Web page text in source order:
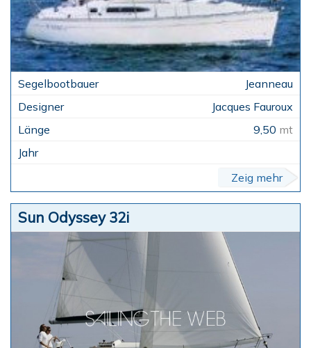
Jeanneau
Jacques Fauroux
9,50 mt
Zeig mehr
Sun Odyssey 32i